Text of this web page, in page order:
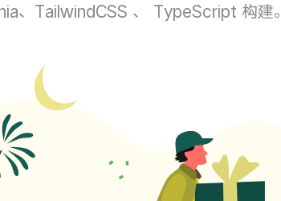
、TailwindCSS 、 TypeScript 构建。